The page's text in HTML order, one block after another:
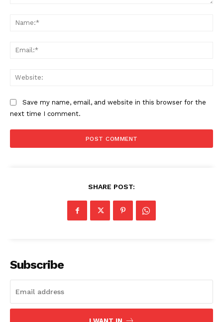
Save my name, email, and website in this browser for the
next time I comment.
SHARE POST:
Subscribe